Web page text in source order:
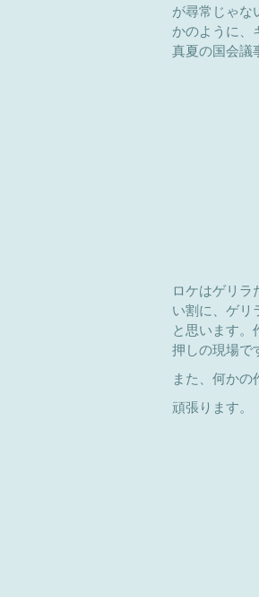
が尋常じゃな
かのように、
真夏の国会議
ロケはゲリ
い割に、ゲリ
と思います。
押しの現場で
また、何かの
頑張ります。